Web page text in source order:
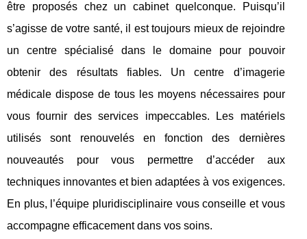
être proposés chez un cabinet quelconque. Puisqu’il
s’agisse de votre santé, il est toujours mieux de rejoindre
un centre spécialisé dans le domaine pour pouvoir
obtenir des résultats fiables. Un centre d’imagerie
médicale dispose de tous les moyens nécessaires pour
vous fournir des services impeccables. Les matériels
utilisés sont renouvelés en fonction des dernières
nouveautés pour vous permettre d’accéder aux
techniques innovantes et bien adaptées à vos exigences.
En plus, l’équipe pluridisciplinaire vous conseille et vous
accompagne efficacement dans vos soins.